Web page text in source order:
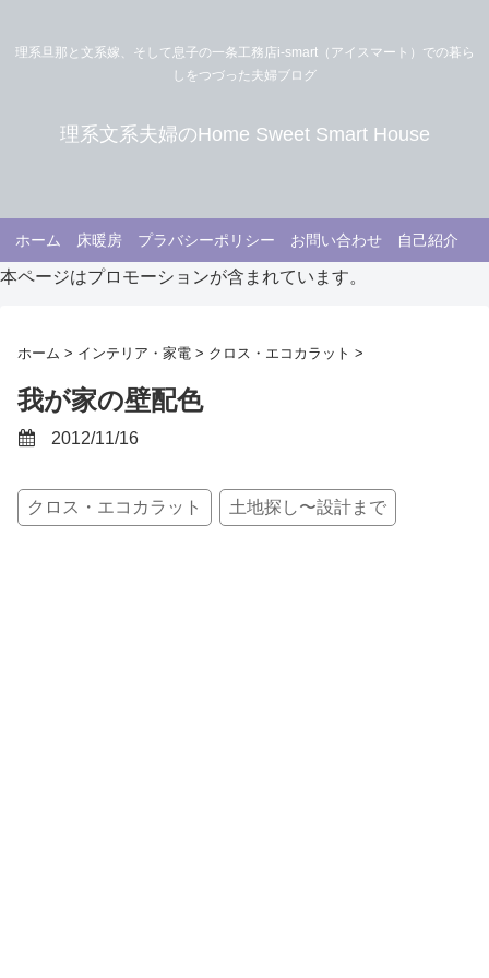
理系旦那と文系嫁、そして息子の一条工務店i-smart（アイスマート）での暮ら
しをつづった夫婦ブログ
理系文系夫婦のHome Sweet Smart House
ホーム 床暖房 プラバシーポリシー お問い合わせ 自己紹介
本ページはプロモーションが含まれています。
ホーム > インテリア・家電 > クロス・エコカラット >
我が家の壁配色
2012/11/16
クロス・エコカラット 土地探し〜設計まで